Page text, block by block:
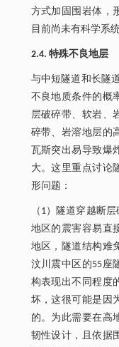
方式加固围岩体，
目前尚未有科学系
2.4. 特殊不良地层
与中短隧道和长隧
不良地质条件的概
层破碎带、软岩、
碎带、岩溶地层的
瓦斯突出易导致爆
大。这里重点讨论
形问题：
（1）隧道穿越断
地区的震害容易直
地区，隧道结构难
汶川震中区的55座
构表现出不同程度
坏，这很可能是因
的。为此需要在高
韧性设计，且依据